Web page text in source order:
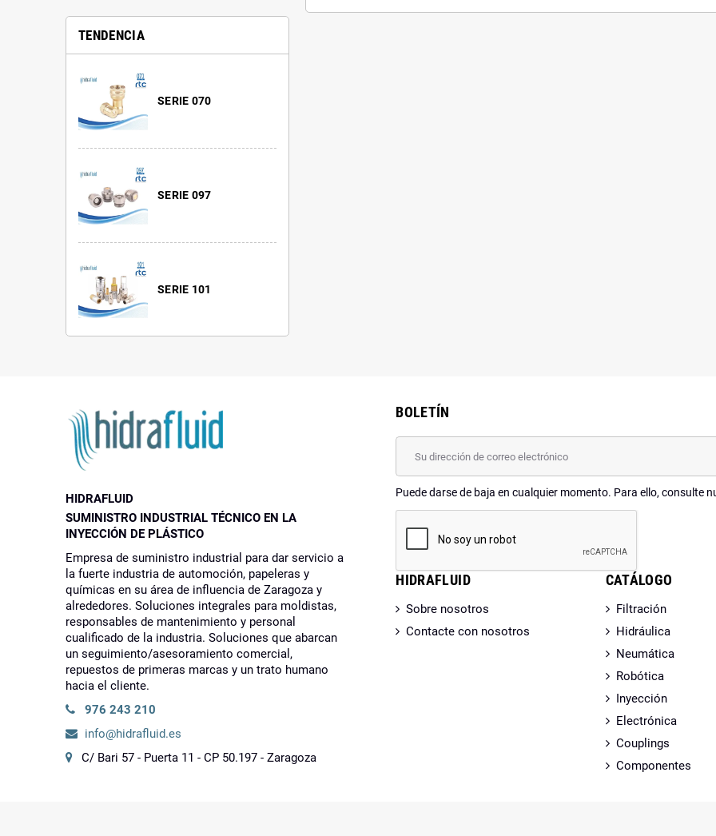
TENDENCIA
SERIE 070
SERIE 097
SERIE 101
HIDRAFLUID
SUMINISTRO INDUSTRIAL TÉCNICO EN LA
INYECCIÓN DE PLÁSTICO
Empresa de suministro industrial para dar servicio a
la fuerte industria de automoción, papeleras y
químicas en su área de influencia de Zaragoza y
alrededores. Soluciones integrales para moldistas,
responsables de mantenimiento y personal
cualificado de la industria. Soluciones que abarcan
un seguimiento/asesoramiento comercial,
repuestos de primeras marcas y un trato humano
hacia el cliente.
976 243 210
info@hidrafluid.es
C/ Bari 57 - Puerta 11 - CP 50.197 - Zaragoza
BOLETÍN
Puede darse de baja en cualquier momento. Para ello, consulte
HIDRAFLUID
Sobre nosotros
Contacte con nosotros
CATÁLOGO
Filtración
Hidráulica
Neumática
Robótica
Inyección
Electrónica
Couplings
Componentes